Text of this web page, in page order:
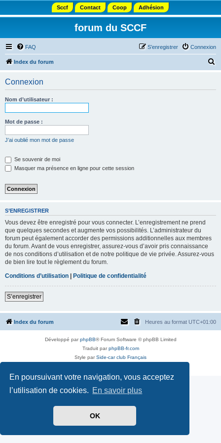
En poursuivant votre navigation, vous acceptez
l’utilisation de cookies. En savoir plus
OK
Sccf Contact Coop Adhésion
forum du SCCF
FAQ Connexion
S’enregistrer
Index du forum
Connexion
Nom d’utilisateur :
Mot de passe :
J’ai oublié mon mot de passe
Se souvenir de moi
Masquer ma présence en ligne pour cette session
S’ENREGISTRER
Vous devez être enregistré pour vous connecter. L’enregistrement ne prend
que quelques secondes et augmente vos possibilités. L’administrateur du
forum peut également accorder des permissions additionnelles aux membres
du forum. Avant de vous enregistrer, assurez-vous d’avoir pris connaissance
de nos conditions d’utilisation et de notre politique de vie privée. Assurez-vous
de bien lire tout le règlement du forum.
Conditions d’utilisation | Politique de confidentialité
S’enregistrer
Index du forum Heures au format UTC+01:00
Développé parphpBB® Forum Software © phpBB Limited
Traduit parphpBB-fr.com
Style parSide-car club Français